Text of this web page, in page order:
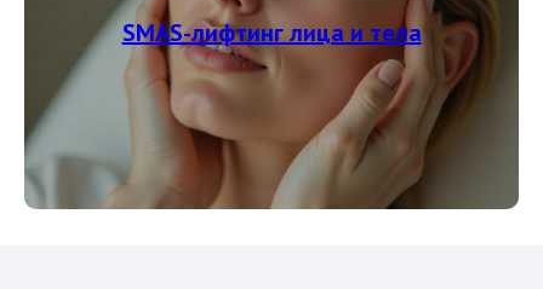
SMAS-лифтинг лица и тела